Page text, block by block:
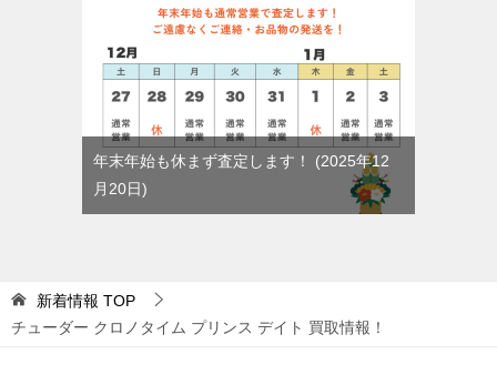
年末年始も休まず査定します！
2025年12
月20日
新着情報 TOP
チューダー クロノタイム プリンス デイト 買取情報！